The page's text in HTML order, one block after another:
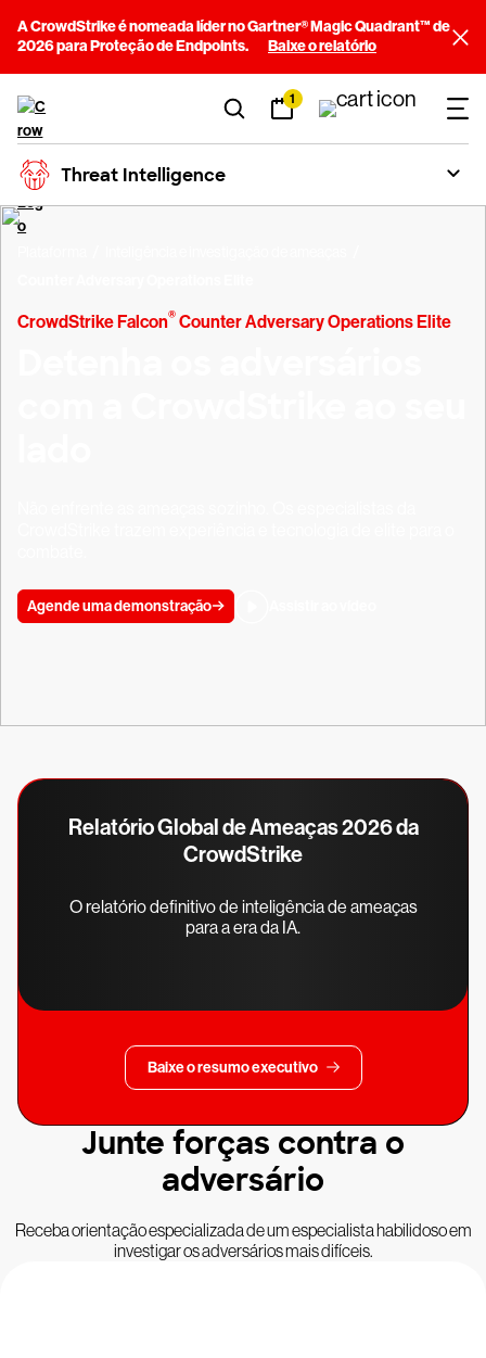
A CrowdStrike é nomeada líder no Gartner® Magic Quadrant™ de
2026 para Proteção de Endpoints.
Baixe o relatório
1
Threat Intelligence
CrowdStrike Falcon®Counter Adversary Operations Elite
Agende uma demonstração
Relatório Global de Ameaças 2026 da
CrowdStrike
O relatório definitivo de inteligência de ameaças
para a era da IA.
Baixe o resumo executivo
Junte forças contra o
adversário
Receba orientação especializada de um especialista habilidoso em
investigar os adversários mais difíceis.